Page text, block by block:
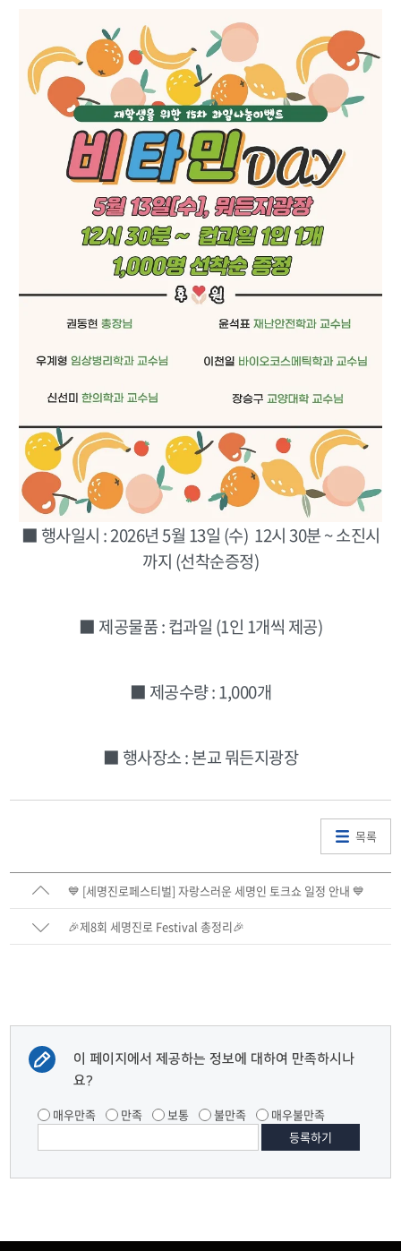
■ 행사일시 : 2026년 5월 13일 (수) 12시 30분 ~ 소진시
까지 (선착순증정)
■ 제공물품 : 컵과일 (1인 1개씩 제공)
■ 제공수량 : 1,000개
■ 행사장소 : 본교 뭐든지광장
목록
💙 [세명진로페스티벌] 자랑스러운 세명인 토크쇼 일정 안내 💙
🎉제8회 세명진로 Festival 총정리🎉
이 페이지에서 제공하는 정보에 대하여 만족하시나
요?
매우만족 만족 보통 불만족 매우불만족